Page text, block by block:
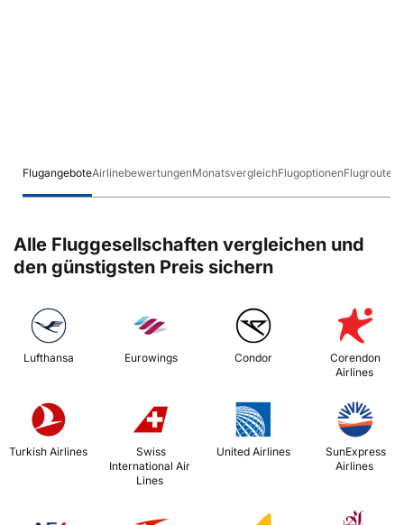
FlugangeboteAirlinebewertungenMonatsvergleichFlugoptionenFlugrouten
Alle Fluggesellschaften vergleichen und
den günstigsten Preis sichern
Lufthansa Eurowings Condor
Corendon
Airlines
Turkish Airlines
International Air
Lines
United Airlines
Airlines